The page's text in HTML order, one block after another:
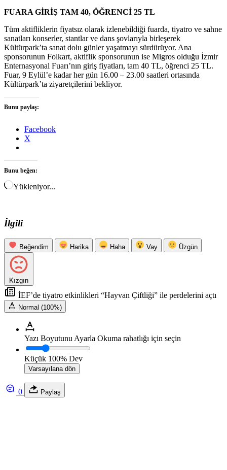
FUARA GİRİŞ TAM 40, ÖĞRENCİ 25 TL
Tüm aktifliklerin fiyatsız olarak izlenebildiği fuarda, tiyatro ve sahne
sanatları konserler, stantlar ve dans şovlarıyla birleşerek
Kültürpark’ta sanat dolu günler yaşatmayı sürdürüyor. Ana
sponsorunun Folkart, aktiflik sponsorunun ise Migros olduğu İzmir
Enternasyonal Fuarı’nın giriş fiyatları, tam 40 TL, öğrenci 25 TL.
Fuar, 9 Eylül’e kadar her gün 16.00 – 23.00 saatleri ortasında
Kültürpark’ta ziyaretçilerini bekliyor.
Bunu paylaş:
Facebook
X
Bunu beğen:
Yükleniyor...
İlgili
Beğendim Harika Haha Vay Üzgün
Kızgın
İEF’de tiyatro etkinlikleri “Hayvan Çiftliği” ile perdelerini açtı
Normal (100%)
Yazı Boyutunu Ayarla Okuma rahatlığı için seçin
Küçük 100% Dev
Varsayılana dön
0 Paylaş